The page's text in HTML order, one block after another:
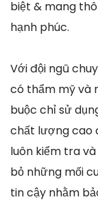
biệt & mang
hạnh phúc.
Với đội ngũ
có thẩm mỹ và
buộc chỉ sử
chất lượng cao
luôn kiểm tra
bỏ những mối
tin cậy nhằm